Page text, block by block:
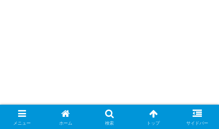
メニュー ホーム 検索 トップ サイドバー